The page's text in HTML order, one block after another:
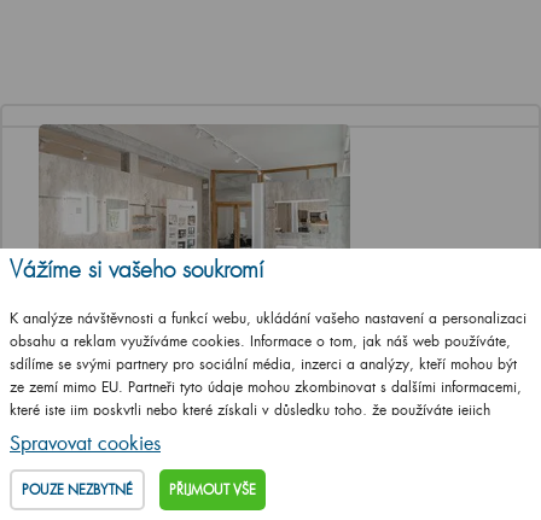
Jediná značková prodejna Dřevojasu v ČR
Otevírací doba
Út a Čt ZAVŘENO
Adresa prodejny
Vážíme si vašeho soukromí
K analýze návštěvnosti a funkcí webu, ukládání vašeho nastavení a personalizaci
obsahu a reklam využíváme cookies. Informace o tom, jak náš web používáte,
sdílíme se svými partnery pro sociální média, inzerci a analýzy, kteří mohou být
ze zemí mimo EU. Partneři tyto údaje mohou zkombinovat s dalšími informacemi,
které jste jim poskytli nebo které získali v důsledku toho, že používáte jejich
služby.
Podrobné informace
Spravovat cookies
POUZE NEZBYTNÉ PŘIJMOUT VŠE